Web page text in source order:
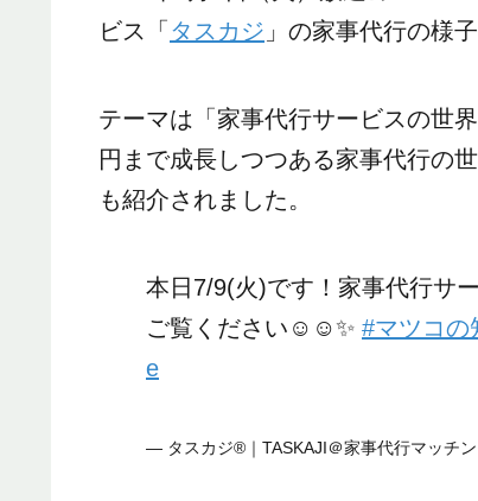
ビス「タスカジ 」の家事代行の様
テーマは「家事代行サービスの世
円まで成長しつつある家事代行の
も紹介されました。
本日7/9(火)です！家事代行サ
ご覧ください☺️☺️✨ #マツコの
e
— タスカジ®｜TASKAJI＠家事代行マッチ